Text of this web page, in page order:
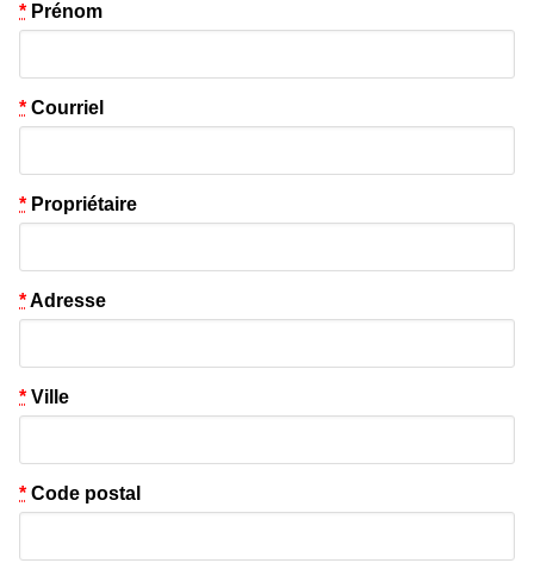
* Prénom
* Courriel
* Propriétaire
*Adresse
* Ville
* Code postal